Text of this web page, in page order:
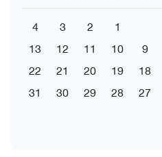
1
2
3
4
9
10
11
12
13
18
19
20
21
22
27
28
29
30
31